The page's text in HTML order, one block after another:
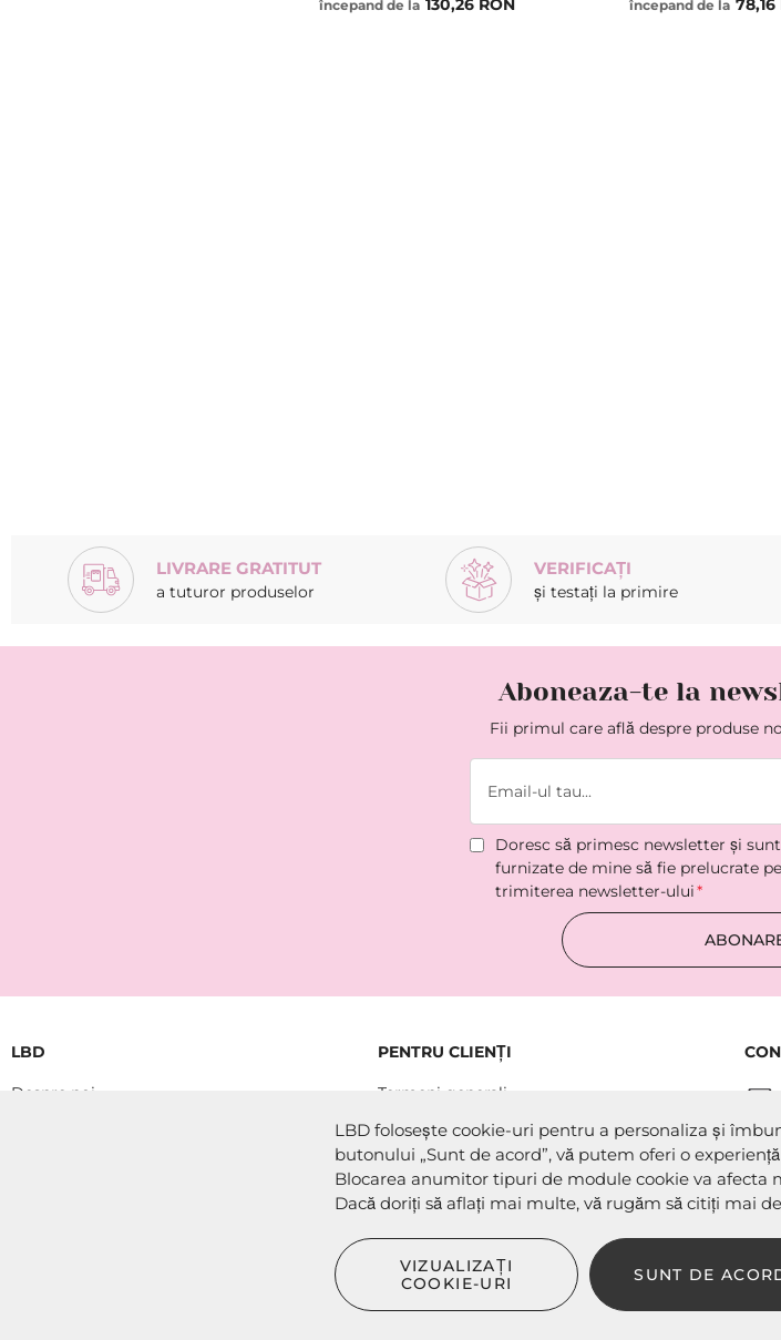
începand de la 130,26 RON începand de la 78,16
LIVRARE GRATITUT
a tuturor produselor
VERIFICAȚI
și testați la primire
Aboneaza-te la
Fii primul care află despre produse
Doresc să primesc newsletter şi
furnizate de mine să fie prelucrate
trimiterea newsletter-ului
LBD
Despre noi
PENTRU CLIENȚI
Termeni generali
Politica de confidențialitate
Formular de returnare
DECLARAȚIE DE CONSIMȚĂMÂNT
Folosim „Cookies”
Gestionarea „Cookies”
LBD folosește cookie-uri pentru a personaliza și
butonului „Sunt de acord”, vă putem oferi o
Blocarea anumitor tipuri de module cookie va afecta
Dacă doriți să aflați mai multe, vă rugăm să citiți mai
SUNT DE
VIZUALIZAȚI
COOKIE-URI